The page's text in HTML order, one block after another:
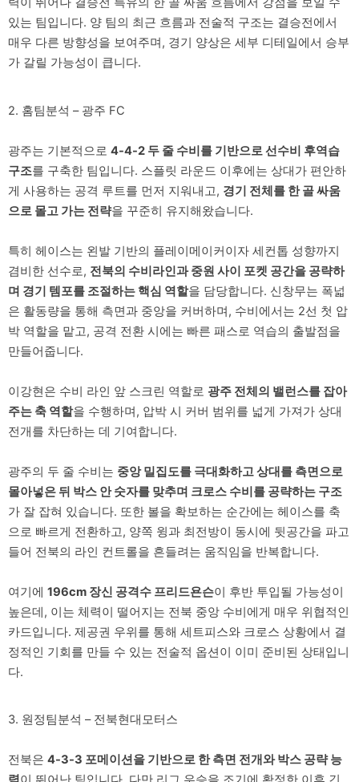
있는 팀입니다. 양 팀의 최근 흐름과 전술적 구조는 결승전에서
매우 다른 방향성을 보여주며, 경기 양상은 세부 디테일에서 승부
가 갈릴 가능성이 큽니다.
2. 홈팀분석 – 광주 FC
광주는 기본적으로 4-4-2 두 줄 수비를 기반으로 선수비 후역습
구조를 구축한 팀입니다. 스플릿 라운드 이후에는 상대가 편안하
게 사용하는 공격 루트를 먼저 지워내고, 경기 전체를 한 골 싸움
으로 몰고 가는 전략을 꾸준히 유지해왔습니다.
특히 헤이스는 왼발 기반의 플레이메이커이자 세컨톱 성향까지
겸비한 선수로, 전북의 수비라인과 중원 사이 포켓 공간을 공략하
며 경기 템포를 조절하는 핵심 역할을 담당합니다. 신창무는 폭넓
은 활동량을 통해 측면과 중앙을 커버하며, 수비에서는 2선 첫 압
박 역할을 맡고, 공격 전환 시에는 빠른 패스로 역습의 출발점을
만들어줍니다.
이강현은 수비 라인 앞 스크린 역할로 광주 전체의 밸런스를 잡아
주는 축 역할을 수행하며, 압박 시 커버 범위를 넓게 가져가 상대
전개를 차단하는 데 기여합니다.
광주의 두 줄 수비는 중앙 밀집도를 극대화하고 상대를 측면으로
몰아넣은 뒤 박스 안 숫자를 맞추며 크로스 수비를 공략하는 구조
가 잘 잡혀 있습니다. 또한 볼을 확보하는 순간에는 헤이스를 축
으로 빠르게 전환하고, 양쪽 윙과 최전방이 동시에 뒷공간을 파고
들어 전북의 라인 컨트롤을 흔들려는 움직임을 반복합니다.
여기에 196cm 장신 공격수 프리드욘슨이 후반 투입될 가능성이
높은데, 이는 체력이 떨어지는 전북 중앙 수비에게 매우 위협적인
카드입니다. 제공권 우위를 통해 세트피스와 크로스 상황에서 결
정적인 기회를 만들 수 있는 전술적 옵션이 이미 준비된 상태입니
다.
3. 원정팀분석 – 전북현대모터스
전북은 4-3-3 포메이션을 기반으로 한 측면 전개와 박스 공략 능